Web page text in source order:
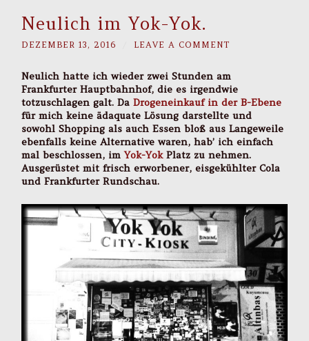
Neulich im Yok-Yok.
DEZEMBER 13, 2016 LEAVE A COMMENT
Neulich hatte ich wieder zwei Stunden am
Frankfurter Hauptbahnhof, die es irgendwie
totzuschlagen galt. DaDrogeneinkauf in der B-Ebene
für mich keine ädaquate Lösung darstellte und
sowohl Shopping als auch Essen bloß aus Langeweile
ebenfalls keine Alternative waren, hab’ ich einfach
mal beschlossen, imYok-YokPlatz zu nehmen.
Ausgerüstet mit frisch erworbener, eisgekühlter Cola
und Frankfurter Rundschau.